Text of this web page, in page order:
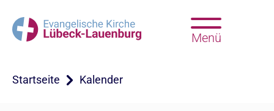
Menü
Startseite Kalender